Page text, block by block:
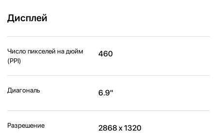
Дисплей
Число пикселей на дюйм
(PPI)
460
Диагональ 6.9"
Разрешение 2868 x 1320